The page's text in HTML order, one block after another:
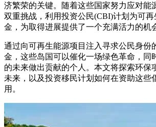
济繁荣的关键。随着这些国家努力应对能
双重挑战，利用投资公民(CBI)计划为可
金，为取得进展提供了一个充满活力的机
通过向可再生能源项目注入寻求公民身份
金，这些岛国可以催化一场绿色革命，同
的未来做出贡献的个人。本文将探索环保
未来，以及投资移民计划如何在资助这些
用。